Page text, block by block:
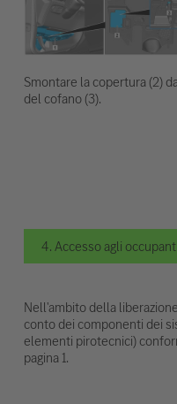
Smontare la copertura (2)
del cofano (3).
4. Accesso agli occupanti
Nell'ambito della
conto dei componenti dei
elementi pirotecnici)
pagina 1.